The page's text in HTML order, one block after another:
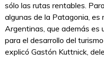
sólo las rutas rentables.
algunas de la Patagonia, es
Argentinas, que además es
para el desarrollo del
explicó Gastón Kuttnick,